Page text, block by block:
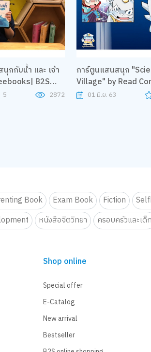
นุกกับน้ำ และ เจ้า
B2S
5 2872
การ์ตูนแสนสนุก
Village" by Read
Sweet Home
01 มิ.ย. 63
Book Exam Book Fiction
หนังสือจิตวิทยา ครอบครัวและเด็ก
Shop online
Special offer
E-Catalog
New arrival
Bestseller